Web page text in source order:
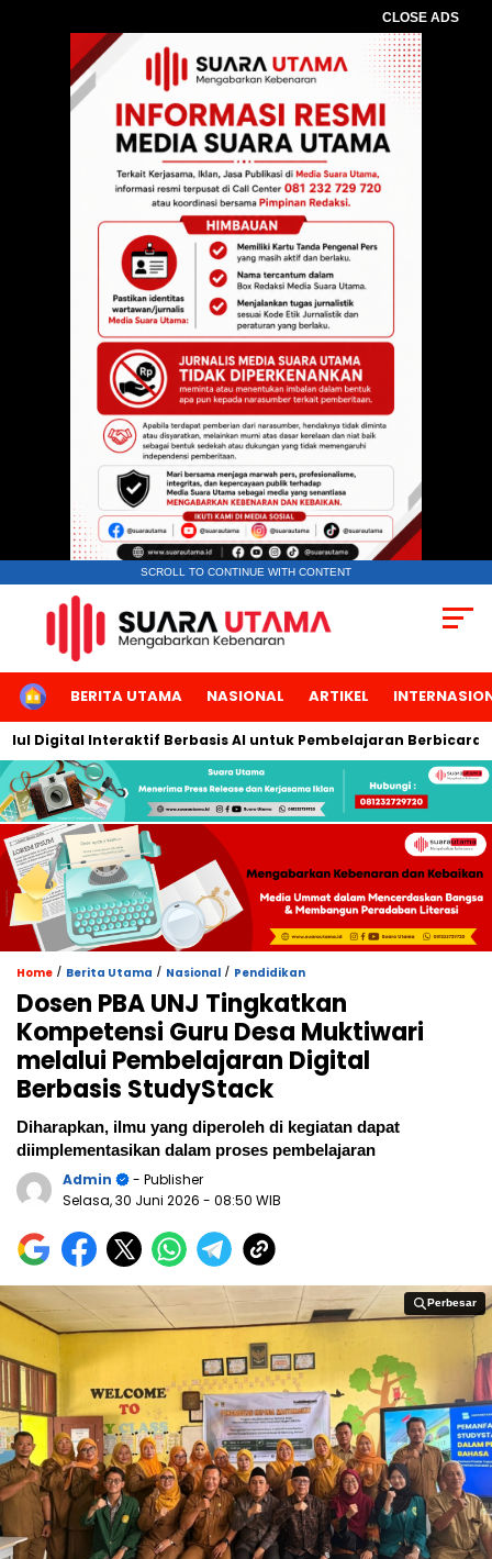
CLOSE ADS
SCROLL TO CONTINUE WITH CONTENT
HOMEBERITA UTAMA NASIONAL ARTIKEL
Interaktif Berbasis AI untuk Pembelajaran Berbicara
Home / Berita Utama / Nasional / Pendidikan
Dosen PBA UNJ Tingkatkan
Kompetensi Guru Desa Muktiwari
melalui Pembelajaran Digital
Berbasis StudyStack
Diharapkan, ilmu yang diperoleh di kegiatan dapat
diimplementasikan dalam proses pembelajaran
Admin
- Publisher
Selasa, 30 Juni 2026 - 08:50 WIB
Perbesar
Perbesar